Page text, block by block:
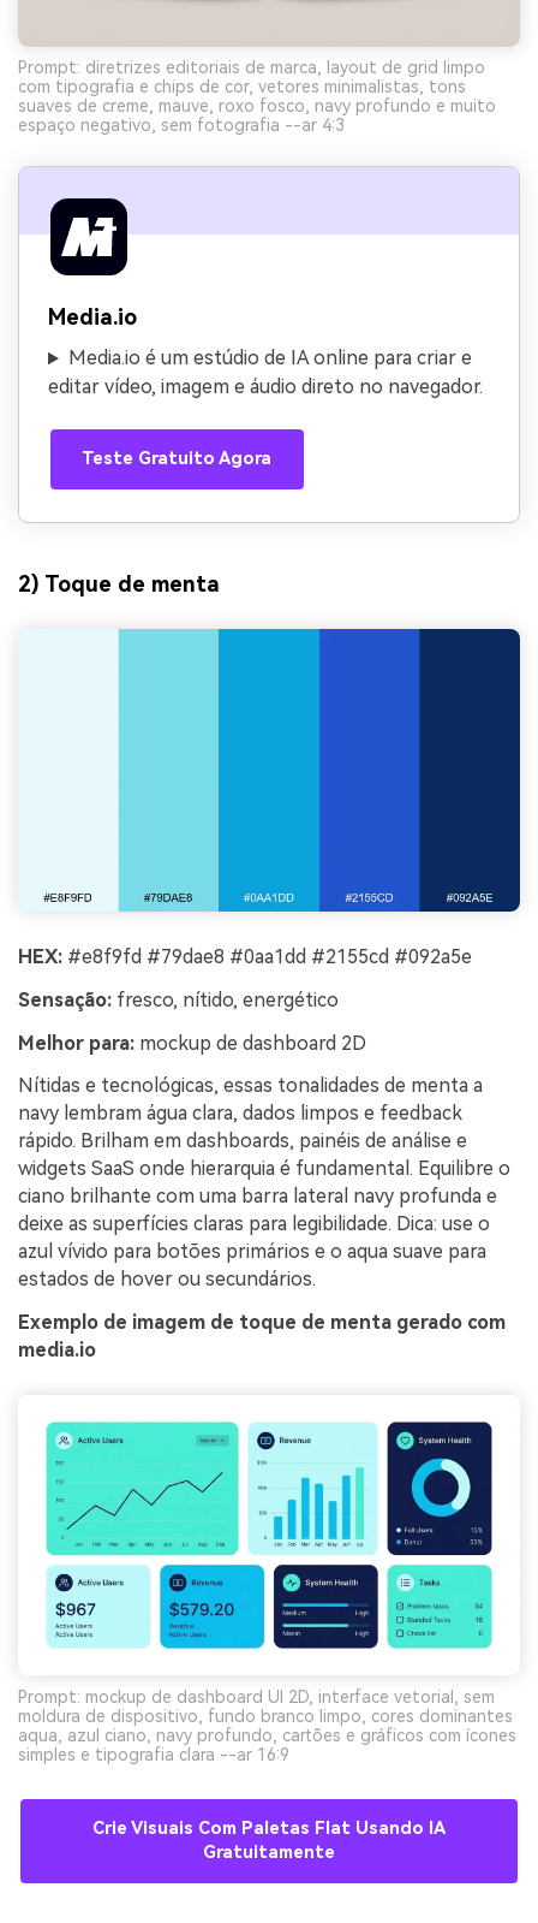
Prompt: diretrizes editoriais de marca, layout de grid limpo
com tipografia e chips de cor, vetores minimalistas, tons
suaves de creme, mauve, roxo fosco, navy profundo e muito
espaço negativo, sem fotografia --ar 4:3
Media.io
Media.io é um estúdio de IA online para criar e
editar vídeo, imagem e áudio direto no navegador.
Teste Gratuito Agora
2) Toque de menta
HEX: #e8f9fd #79dae8 #0aa1dd #2155cd #092a5e
Sensação: fresco, nítido, energético
Melhor para: mockup de dashboard 2D
Nítidas e tecnológicas, essas tonalidades de menta a
navy lembram água clara, dados limpos e feedback
rápido. Brilham em dashboards, painéis de análise e
widgets SaaS onde hierarquia é fundamental. Equilibre o
ciano brilhante com uma barra lateral navy profunda e
deixe as superfícies claras para legibilidade. Dica: use o
azul vívido para botões primários e o aqua suave para
estados de hover ou secundários.
Exemplo de imagem de toque de menta gerado com
media.io
Prompt: mockup de dashboard UI 2D, interface vetorial, sem
moldura de dispositivo, fundo branco limpo, cores dominantes
aqua, azul ciano, navy profundo, cartões e gráficos com ícones
simples e tipografia clara --ar 16:9
Crie Visuais Com Paletas Flat Usando IA
Gratuitamente